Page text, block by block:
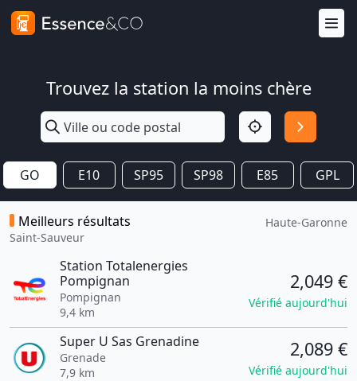
Trouvez la station la moins chère
GO E10 SP95 SP98 E85 GPL
Meilleurs résultats
Saint-Sauveur
Haute-Garonne
Station Totalenergies
Pompignan
Pompignan
9,4 km
2,049 €
Vérifié aujourd'hui
Super U Sas Grenadine
Grenade
7,9 km
2,089 €
Vérifié aujourd'hui